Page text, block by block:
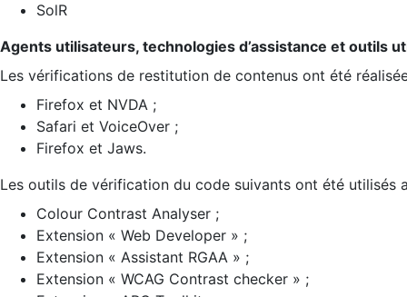
SolR
Agents utilisateurs, technologies d’assistance et outils
Les vérifications de restitution de contenus ont été
Firefox et NVDA ;
Safari et VoiceOver ;
Firefox et Jaws.
Les outils de vérification du code suivants ont été utilisés
Colour Contrast Analyser ;
Extension « Web Developer » ;
Extension « Assistant RGAA » ;
Extension « WCAG Contrast checker » ;